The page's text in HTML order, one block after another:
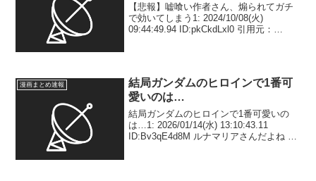
【悲報】嘘喰い作者さん、煽られてガチ
で効いてしまう1: 2024/10/08(火)
09:44:49.94 ID:pkCkdLxl0 引用元：
漫画まとめ速報
結局ガンダムのヒロインで1番可
愛いのは…
結局ガンダムのヒロインで1番可愛いの
は…1: 2026/01/14(水) 13:10:43.11
ID:Bv3qE4d8M ルナマリアさんだよね 2: